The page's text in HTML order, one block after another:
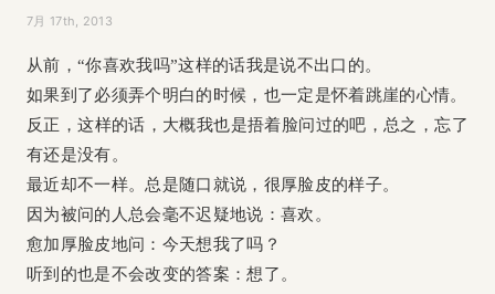
7月 17th, 2013
从前，“你喜欢我吗”这样的话我是说不出口的。
如果到了必须弄个明白的时候，也一定是怀着跳崖的心情。
反正，这样的话，大概我也是捂着脸问过的吧，总之，忘了
有还是没有。
最近却不一样。总是随口就说，很厚脸皮的样子。
因为被问的人总会毫不迟疑地说：喜欢。
愈加厚脸皮地问：今天想我了吗？
听到的也是不会改变的答案：想了。